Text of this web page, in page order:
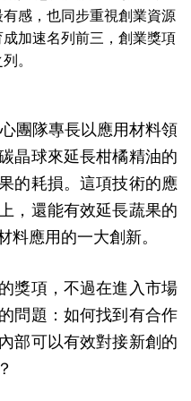
感，也同步重視創業資源
加速名列前三，創業獎項
。
團隊專長以應用材料領
晶球來延長柑橘精油的
的耗損。這項技術的應
，還能有效延長蔬果的
料應用的一大創新。
獎項，不過在進入市場
問題：如何找到有合作
部可以有效對接新創的